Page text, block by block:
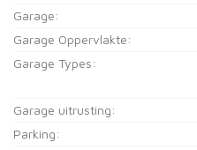
Garage:
Garage Oppervlakte:
Garage Types:
Garage uitrusting:
Parking: